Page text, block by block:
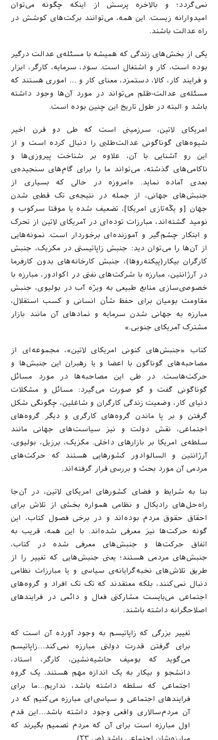
نمی‌گردد؛ و بالاخره پرسش از اینکه چگونه می‌توان
امیدوارانه زیست. این همه، می‌توانند برکت‌های کوشش در
راه عدالت باشند.
یکی از بخش‌های زندگی که همیشه با مسئله‌ی عدالت درگیر
بوده است، کار و اشتغال است. سود، سرمایه، کارگر، ابزار
و فرایند کار، کالا، دستمزد، معنای کار و … اموری هستند که
مسئله‌ی عدالت-ظلم می‌تواند در مورد آن‌ها وجود داشته
باشد و البته در طول تاریخ این چنین بوده است.
امریکای لاتین، سرزمینی است که طی دو قرن اخیر
شیوه‌های گوناگونی عدالت‌طلبی را دنبال کرده است و از
این رو آشنایی با آن، علاوه بر شناخت پیروزی‌ها و
ناکامی‌های گذشته، می‌تواند ما را برای گام‌های سنجیده‌ی
بعدی آماده نماید. «امروزه در حالی که بسیاری از
جنبش‌های جهانی، از جمله در نتیجه‌ی تک قطبی شدن
جهان [و یکّه‌تازی امریکا]، تضعیف شده یا موقتا سرکوب و
نومید گشته‌اند، مبارزات توده‌ای در آمریکای لاتین از تحرک
و ابتکار چشم‌گیر و آموزنده‌ای برخوردار است. نمونه‌هایی
از آن‌ها را می‌توان دید: جنبش زاپاتیستی در مکزیک، جنبش
کارگران بیکار(پیکته‌روها)، جنبش کارخانه‌های بدون کارفرما
در آرژانتین، مبارزه با شرکت‌های نفتی در اکوادور، مبارزه با
خصوصی‌سازی منابع طبیعی به ویژه آب در بولیوی، جنبش
مقاومت بومیان برای حفظ شأن انسانی و کسب استقلال،
مبارزه به جهانی شدن سرمایه و نمادهای آن مانند بازار
مشترک آمریکای جنوبی.»
کتاب «جنبش‌های کنونی امریکای لاتین»، مجموعه‌ای از
مصاحبه‌های گوناگون با اعضا و یا رهبران این جنبش‌ها و
حرکت‌هاست. در طی این مصاحبه‌ها در مورد مسائل
گوناگونی گفت و گو صورت می‌گیرد: مسائل و مشکلات
دنیای کار، وضعیت زندگی کارگران و شاغلین، چگونگی شکل
گرفتن و بر پا ماندن گروه‌های کارگری و دیگر گروه‌های
اجتماعی‌، نقش دولت و نیز سیاست‌های جهانی مانند
سلطه‌ی امریکا بر بازارهای داخلی. مکزیک، برزیل، بولیوی،
آرژانتین و السالوادور کشورهایی هستند که حرکت‌های
مردمی آن مورد بحث و بررسی قرار گرفته‌اند.
بنا به شرایط و فضای کشورهای امریکای لاتین، در آن‌جا
راه‌حل‌های رادیکال و نظامی همواره بخشی از تلاش برای
احقاق حقوق مردم بوده‌اند و در برخی فصول کتاب، این
گونه حرکت‌ها نیز معرفی شده‌اند. با این همه، قریب به
اتفاق حرکت‌ها و جنبش‌های معرفی شده در کتاب،
جنبش‌های مردمی هستند؛ یعنی جنبش‌هایی که تغییر را از
طریق تلاش‌های نخبه‌گرایانه‌ی سیاسی و یا مبارزات نظامی
دنبال نمی‌کنند، بلکه معتقدند که تک تک افراد و گروه‌های
اجتماعی می‌بایست مشارکتی فعال و دائمی در فرایندهای
اصلاحگرانه داشته باشند.
تغییر بزرگی که زاپاتیسم به وجود آورده آن است که
برای گرفتن قدرت دولتی مبارزه نمی‌کند…زاپاتیسم
می‌گوید که بومیف حاشیه‌نشین، کارگر، استاد،
دانشجو و بیکار به یک اندازه مهم هستند. یک گروه
اجتماعی که سلطه داشته باشد، نداریم…ما برای
فرایندهای اجتماعی و سیاسی‌ای مبارزه می‌کنیم که در
آن مردم‌سالاری واقعی وجود داشته باشد…این قدم
اول مبارزه است برای آن که مردم تصمیم بگیرند که